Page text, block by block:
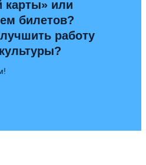
карты» или
билетов?
работу